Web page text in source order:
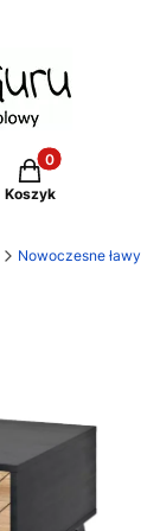
Produkty w
Koszyk
Nowoczesne ławy